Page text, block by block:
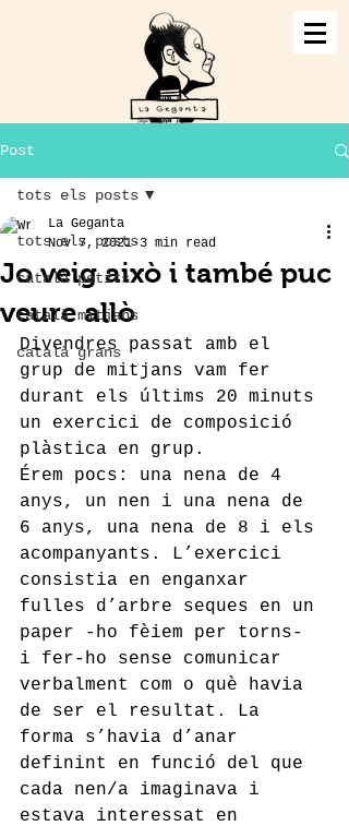
Post
tots els posts
català petits
català mitjans
català grans
tots els posts
Jo veig això i també puc
veure allò
La Geganta
Nov 7, 2021 3 min read
Divendres passat amb el
grup de mitjans vam fer
durant els últims 20 minuts
un exercici de composició
plàstica en grup.
Érem pocs: una nena de 4
anys, un nen i una nena de
6 anys, una nena de 8 i els
acompanyants. L’exercici
consistia en enganxar
fulles d’arbre seques en un
paper -ho fèiem per torns-
i fer-ho sense comunicar
verbalment com o què havia
de ser el resultat. La
forma s’havia d’anar
definint en funció del que
cada nen/a imaginava i
estava interessat en